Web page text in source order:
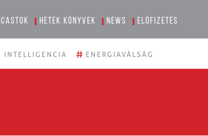
Hetek könyvek News Előfizetés
INTELLIGENCIA # ENERGIAVÁLSÁG